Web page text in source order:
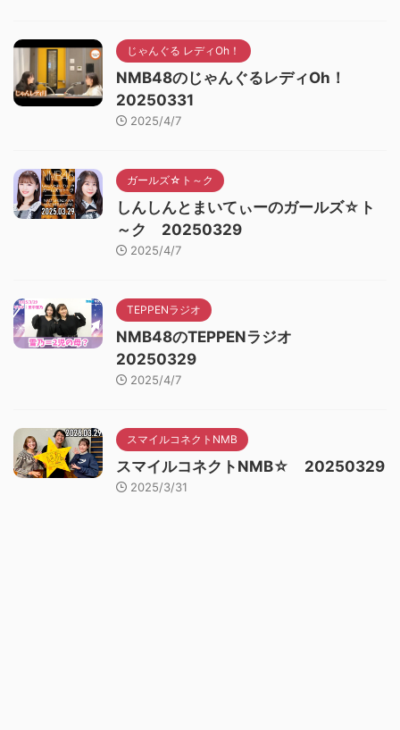
じゃんぐる レディOh！
NMB48のじゃんぐるレディOh！
20250331
2025/4/7
ガールズ☆ト～ク
しんしんとまいてぃーのガールズ☆ト
～ク 20250329
2025/4/7
TEPPENラジオ
NMB48のTEPPENラジオ
20250329
2025/4/7
スマイルコネクトNMB
スマイルコネクトNMB☆ 20250329
2025/3/31